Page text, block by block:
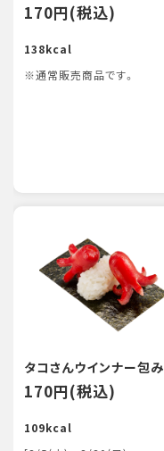
170円(税込)
138kcal
※通常販売商品です。
タコさんウインナー包み
170円(税込)
109kcal